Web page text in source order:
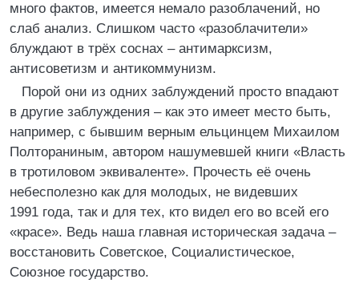
много фактов, имеется немало разоблачений, но
слаб анализ. Слишком часто «разоблачители»
блуждают в трёх соснах – антимарксизм,
антисоветизм и антикоммунизм.
Порой они из одних заблуждений просто впадают
в другие заблуждения – как это имеет место быть,
например, с бывшим верным ельцинцем Михаилом
Полтораниным, автором нашумевшей книги «Власть
в тротиловом эквиваленте». Прочесть её очень
небесполезно как для молодых, не видевших
1991 года, так и для тех, кто видел его во всей его
«красе». Ведь наша главная историческая задача –
восстановить Советское, Социалистическое,
Союзное государство.